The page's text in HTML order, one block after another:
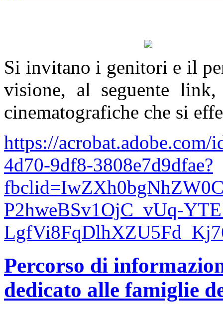
Si invitano i genitori e il
visione, al seguente
cinematografiche che si
https://acrobat.adobe.com/
4d70-9df8-3808e7d9dfae?
P2hweBSv1OjC_vUq-
Percorso di
dedicato alle famiglie